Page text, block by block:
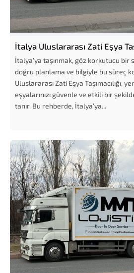
İtalya Uluslararası Zati Eşya
İtalya’ya taşınmak, göz korkutucu bir
doğru planlama ve bilgiyle bu süreç
Uluslararası Zati Eşya Taşımacılığı,
eşyalarınızı güvenle ve etkili bir
tanır. Bu rehberde, İtalya’ya...